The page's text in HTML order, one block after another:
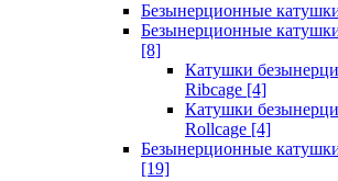
Безынерционные
Безынерционные
[8]
Катушки
Ribcage [4]
Катушки
Rollcage [4]
Безынерционные
[19]